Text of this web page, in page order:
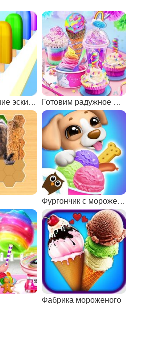
Приготовление эскимо Готовим радужное мороженое
Фургончик с мороженым
Фабрика мороженого